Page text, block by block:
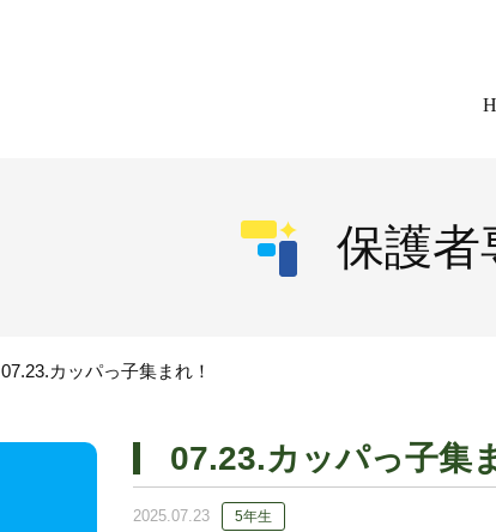
保護者
07.23.カッパっ子集まれ！
07.23.カッパっ子集
2025.07.23 5年生